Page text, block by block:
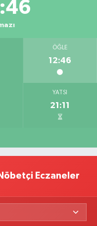
ÖĞLE
12:46
YATSI
21:11
Eczaneler